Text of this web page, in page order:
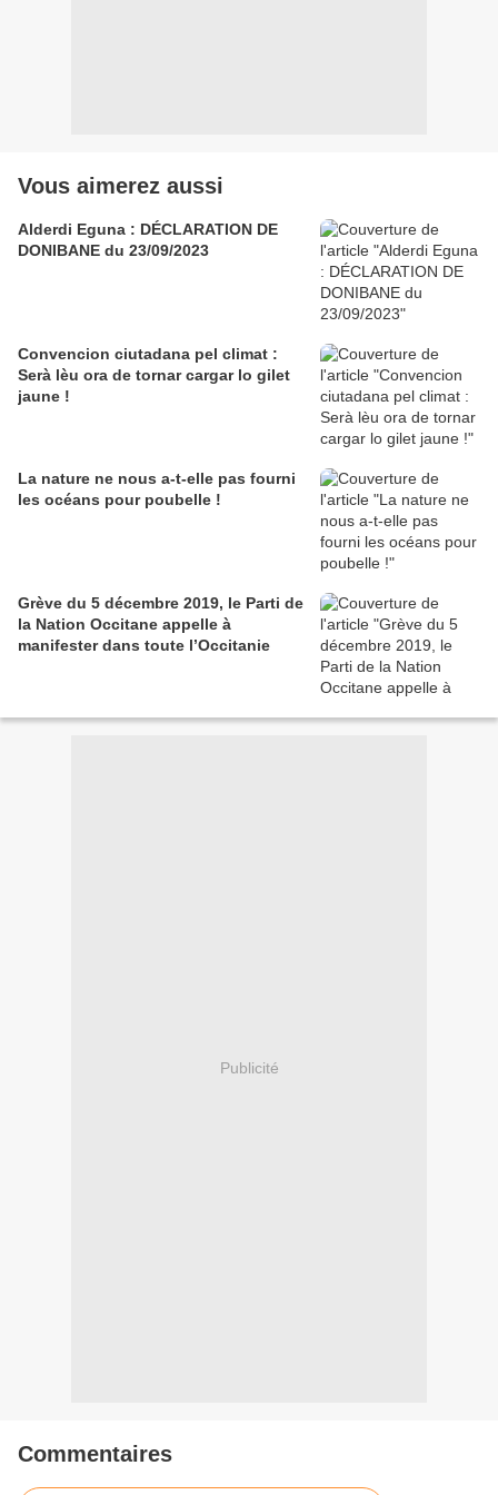
Vous aimerez aussi
Alderdi Eguna : DÉCLARATION DE
DONIBANE du 23/09/2023
Convencion ciutadana pel climat :
Serà lèu ora de tornar cargar lo gilet
jaune !
La nature ne nous a-t-elle pas fourni
les océans pour poubelle !
Grève du 5 décembre 2019, le Parti de
la Nation Occitane appelle à
manifester dans toute l’Occitanie
Publicité
Commentaires